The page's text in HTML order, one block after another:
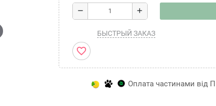
remove add
БЫСТРЫЙ ЗАКАЗ
favorite_border
Оплата частинами від